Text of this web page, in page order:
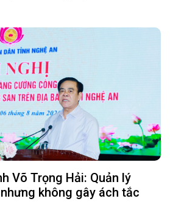
Võ Trọng Hải: Quản lý
không gây ách tắc